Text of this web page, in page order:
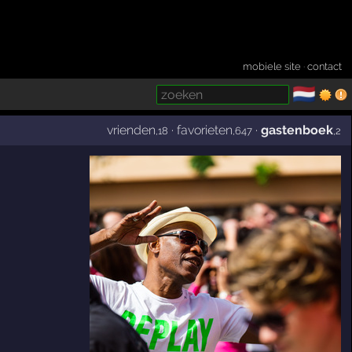
mobiele site ·contact
🇳🇱
vrienden ,18 ·favorieten ,647 ·gastenboek,2